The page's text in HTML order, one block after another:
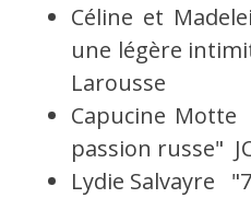
Céline et
une légère
Larousse
Capucine
passion russe"
Lydie Salvayre